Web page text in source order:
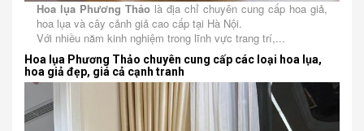
Hoa lụa Phương Thảo là địa chỉ chuyên cung cấp hoa giả,
hoa lụa và cây cảnh giả cao cấp tại Hà Nội.
Với nhiều năm kinh nghiệm trong lĩnh vực trang trí,...
Hoa lụa Phương Thảo chuyên cung cấp các loại hoa lụa,
hoa giả đẹp, giá cả cạnh tranh